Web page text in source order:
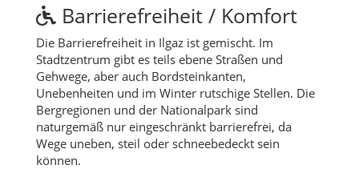
Barrierefreiheit / Komfort
Die Barrierefreiheit in Ilgaz ist gemischt. Im
Stadtzentrum gibt es teils ebene Straßen und
Gehwege, aber auch Bordsteinkanten,
Unebenheiten und im Winter rutschige Stellen. Die
Bergregionen und der Nationalpark sind
naturgemäß nur eingeschränkt barrierefrei, da
Wege uneben, steil oder schneebedeckt sein
können.